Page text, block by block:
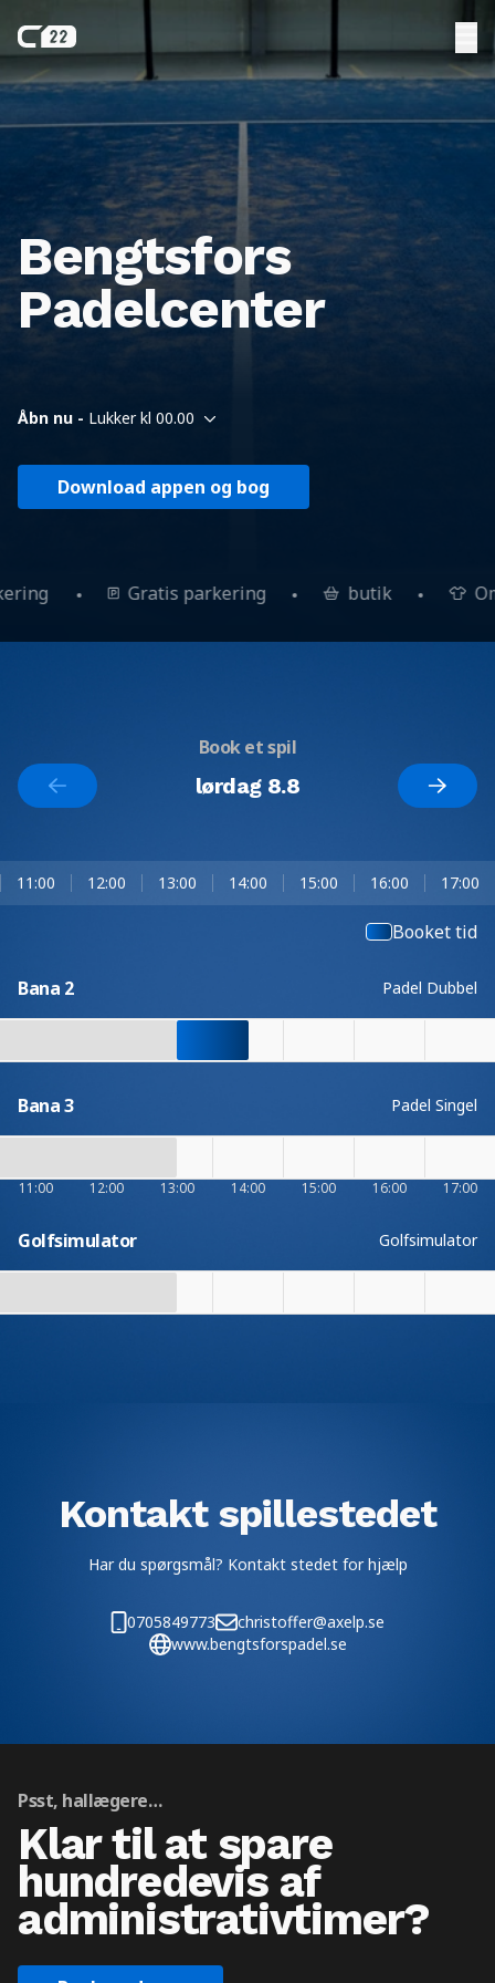
Bengtsfors
Padelcenter
Åbn nu - Lukker kl 00.00
Download appen og bog
Gratis parkering butik
Book et spil
lørdag 8.8
11:00 12:00 13:00 14:00 15:00 16:00 17:00
Booket tid
Bana 2 Padel Dubbel
Bana 3 Padel Singel
11:00 12:00 13:00 14:00 15:00 16:00 17:00
Golfsimulator Golfsimulator
Kontakt spillestedet
Har du spørgsmål? Kontakt stedet for hjælp
0705849773
christoffer@axelp.se
www.bengtsforspadel.se
Psst, hallægere…
Klar til at spare
hundredevis af
administrativtimer?